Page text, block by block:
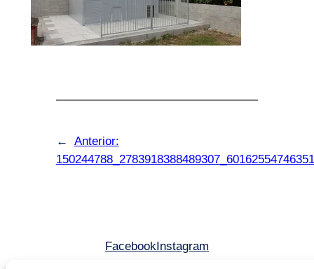
←
Anterior:
Facebook Instagram